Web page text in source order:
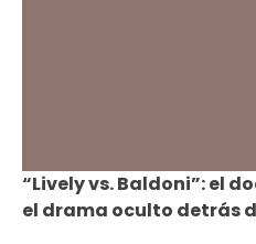
“Lively vs. Baldoni”: el
el drama oculto detrás